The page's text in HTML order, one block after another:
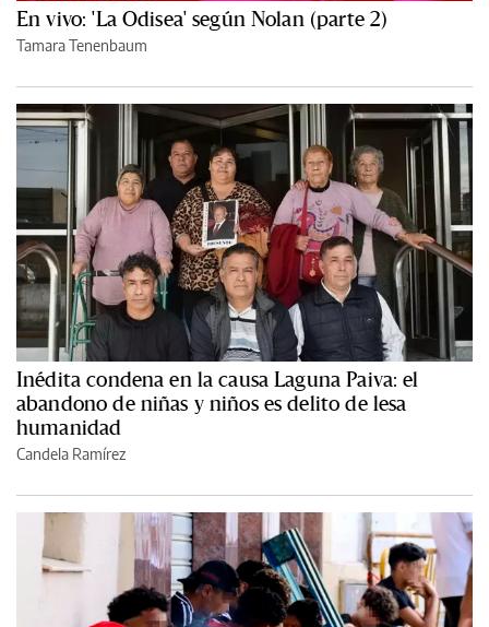
En vivo: 'La Odisea' según Nolan (parte 2)
Tamara Tenenbaum
Inédita condena en la causa Laguna Paiva: el
abandono de niñas y niños es delito de lesa
humanidad
Candela Ramírez